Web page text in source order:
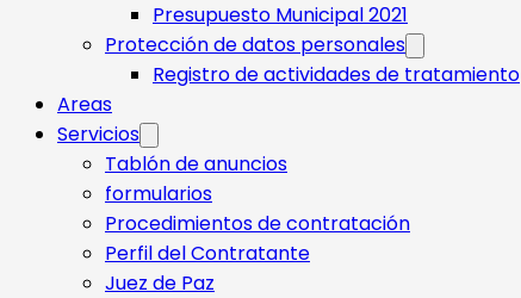
Presupuesto Municipal 2021
Protección de datos personales
Registro de actividades de tratamiento
Areas
Servicios
Tablón de anuncios
formularios
Procedimientos de contratación
Perfil del Contratante
Juez de Paz